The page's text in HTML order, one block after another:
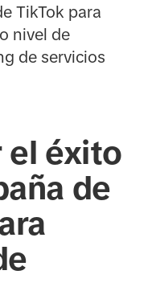
TikTok para
nivel de
de servicios
el éxito
de